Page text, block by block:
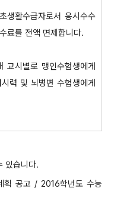
생활수급자로서 응시수수
료를 전액 면제합니다.
교시별로 맹인수험생에게
력 및 뇌병변 수험생에게
있습니다.
획 공고 / 2016학년도 수능